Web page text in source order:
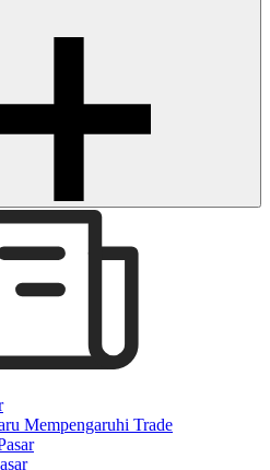
Mempengaruhi Trade